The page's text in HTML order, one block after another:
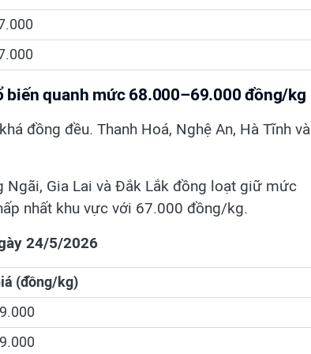
biến quanh mức 68.000–69.000 đồng/kg
đồng đều. Thanh Hoá, Nghệ An, Hà Tĩnh và
Ngãi, Gia Lai và Đắk Lắk đồng loạt giữ mức
nhất khu vực với 67.000 đồng/kg.
24/5/2026
(đồng/kg)